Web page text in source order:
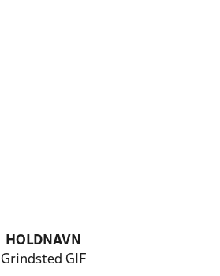
HOLDNAVN
Grindsted GIF